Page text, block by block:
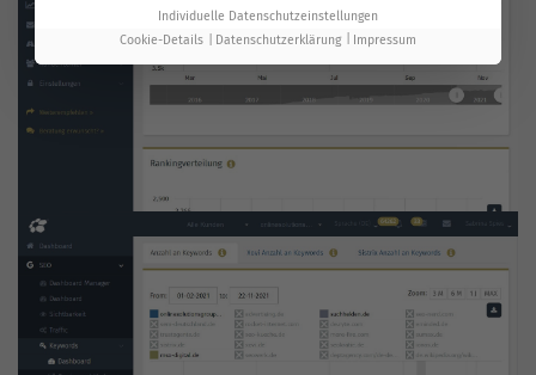
Individuelle Datenschutzeinstellungen
Cookie-Details
Datenschutzerklärung Impressum